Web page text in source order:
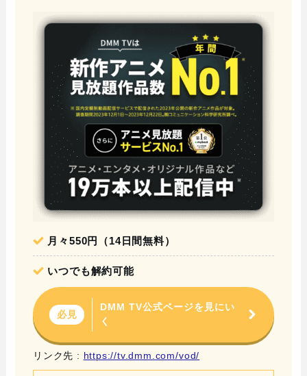
月々550円（14日間無料）
いつでも解約可能
必見
DMM TV公式ページを見にい
く
リンク先 : https://tv.dmm.com/vod/